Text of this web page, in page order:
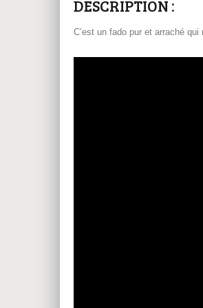
DESCRIPTION :
C’est un fado pur et arraché